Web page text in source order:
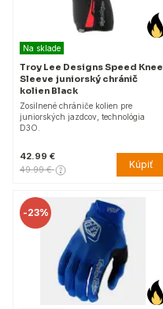
Na sklade
Troy Lee Designs Speed ​​Knee
Sleeve juniorský chránič
kolien Black
Zosilnené chrániče kolien pre
juniorských jazdcov, technológia
D3O.
42.99 €
49.99 € Kúpiť
-23%